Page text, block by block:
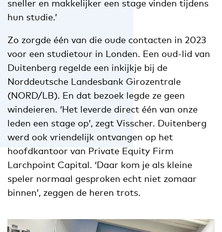
sneller en makkelijker een stage vinden tijdens
hun studie.’
Zo zorgde één van die oude contacten in 2023
voor een studietour in Londen. Een oud-lid van
Duitenberg regelde een inkijkje bij de
Norddeutsche Landesbank Girozentrale
(NORD/LB). En dat bezoek legde ze geen
windeieren. ‘Het leverde direct één van onze
leden een stage op’, zegt Visscher. Duitenberg
werd ook vriendelijk ontvangen op het
hoofdkantoor van Private Equity Firm
Larchpoint Capital. ‘Daar kom je als kleine
speler normaal gesproken echt niet zomaar
binnen’, zeggen de heren trots.